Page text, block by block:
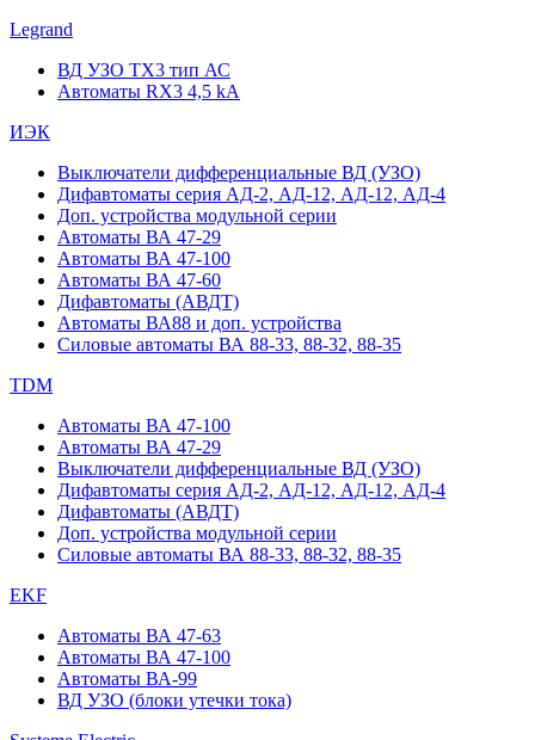
Legrand
ВД УЗО TX3 тип АС
Автоматы RX3 4,5 kA
ИЭК
Выключатели дифференциальные ВД (УЗО)
Дифавтоматы серия АД-2, АД-12, АД-12, АД-4
Доп. устройства модульной серии
Автоматы ВА 47-29
Автоматы ВА 47-100
Автоматы ВА 47-60
Дифавтоматы (АВДТ)
Автоматы ВА88 и доп. устройства
Силовые автоматы ВА 88-33, 88-32, 88-35
TDM
Автоматы ВА 47-100
Автоматы ВА 47-29
Выключатели дифференциальные ВД (УЗО)
Дифавтоматы серия АД-2, АД-12, АД-12, АД-4
Дифавтоматы (АВДТ)
Доп. устройства модульной серии
Силовые автоматы ВА 88-33, 88-32, 88-35
EKF
Автоматы ВА 47-63
Автоматы ВА 47-100
Автоматы ВА-99
ВД УЗО (блоки утечки тока)